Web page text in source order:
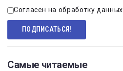
Согласен на обработку данных
Самые читаемые